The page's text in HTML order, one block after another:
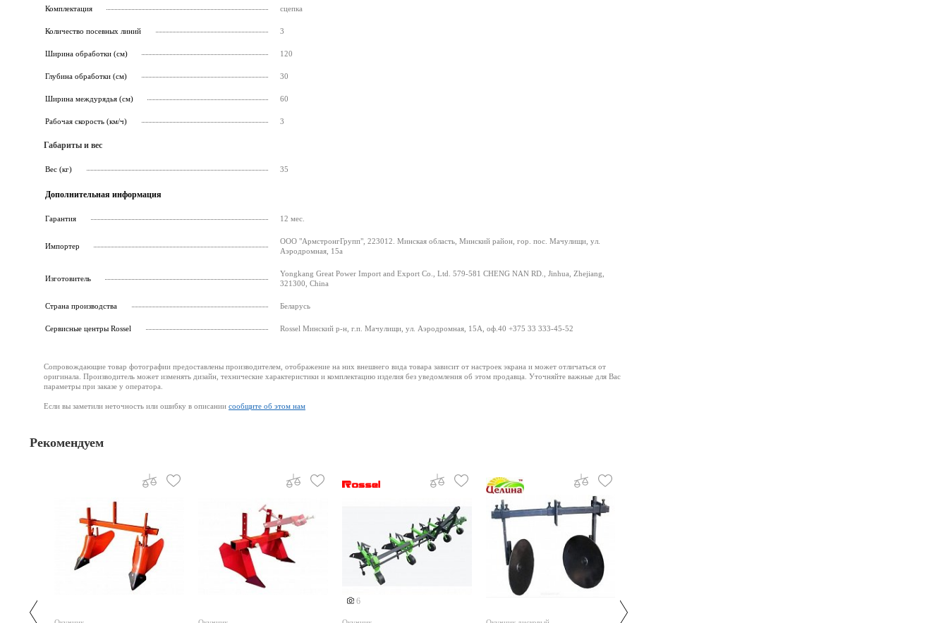
Комплектация сцепка
Количество посевных линий 3
Ширина обработки (см) 120
Глубина обработки (см) 30
Ширина междурядья (см) 60
Рабочая скорость (км/ч) 3
Габариты и вес
Вес (кг) 35
Дополнительная информация
Гарантия 12 мес.
Импортер
ООО "АрмстронгГрупп", 223012. Минская область, Минский район, гор. пос. Мачулищи, ул.
Аэродромная, 15а
Изготовитель
Yongkang Great Power Import and Export Co., Ltd. 579-581 CHENG NAN RD., Jinhua, Zhejiang,
321300, China
Страна производства Беларусь
Cервисные центры Rossel Rossel Минский р-н, г.п. Мачулищи, ул. Аэродромная, 15А, оф.40 +375 33 333-45-52
Сопровождающие товар фотографии предоставлены производителем, отображение на них внешнего вида товара зависит от настроек экрана и может отличаться от
оригинала. Производитель может изменять дизайн, технические характеристики и комплектацию изделия без уведомления об этом продавца. Уточняйте важные для Вас
параметры при заказе у оператора.
Если вы заметили неточность или ошибку в описании сообщите об этом нам
Рекомендуем
6